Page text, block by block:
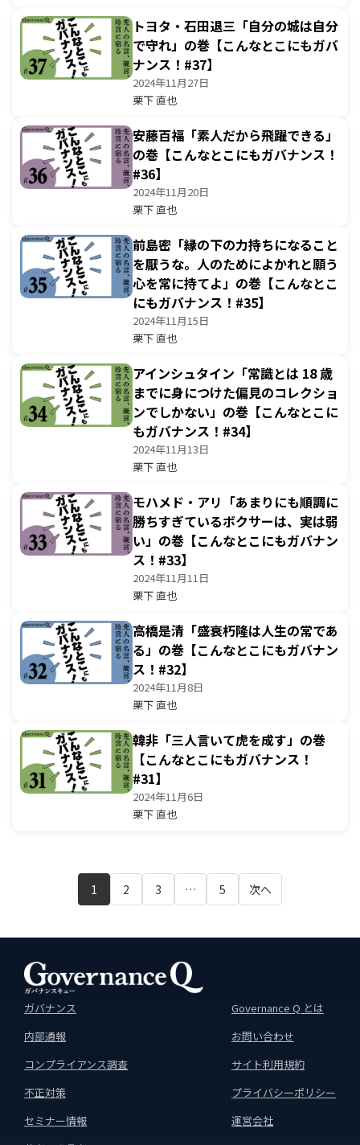
トヨタ・石田退三「自分の城は自分
で守れ」の巻【こんなとこにもガバ
ナンス！#37】
2024年11月27日
栗下 直也
安藤百福「素人だから飛躍できる」
の巻【こんなとこにもガバナンス！
#36】
2024年11月20日
栗下 直也
前島密「縁の下の力持ちになること
を厭うな。人のためによかれと願う
心を常に持てよ」の巻【こんなとこ
にもガバナンス！#35】
2024年11月15日
栗下 直也
アインシュタイン「常識とは 18 歳
までに身につけた偏見のコレクショ
ンでしかない」の巻【こんなとこに
もガバナンス！#34】
2024年11月13日
栗下 直也
モハメド・アリ「あまりにも順調に
勝ちすぎているボクサーは、実は弱
い」の巻【こんなとこにもガバナン
ス！#33】
2024年11月11日
栗下 直也
高橋是清「盛衰朽隆は人生の常であ
る」の巻【こんなとこにもガバナン
ス！#32】
2024年11月8日
栗下 直也
韓非「三人言いて虎を成す」の巻
【こんなとこにもガバナンス！
#31】
2024年11月6日
栗下 直也
1 2 3 … 5 次へ
ガバナンス
内部通報
コンプライアンス調査
不正対策
セミナー情報
Governance Q とは
お問い合わせ
サイト利用規約
プライバシーポリシー
運営会社